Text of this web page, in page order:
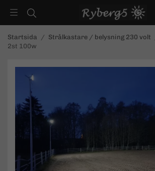
Startsida / Strålkastare / belysning 230 volt
2st 100w